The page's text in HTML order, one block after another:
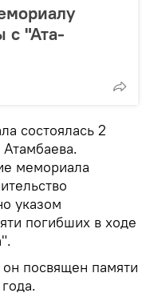
с "Ата-
состоялась 2
Атамбаева.
мемориала
указом
погибших в ходе
посвящен памяти